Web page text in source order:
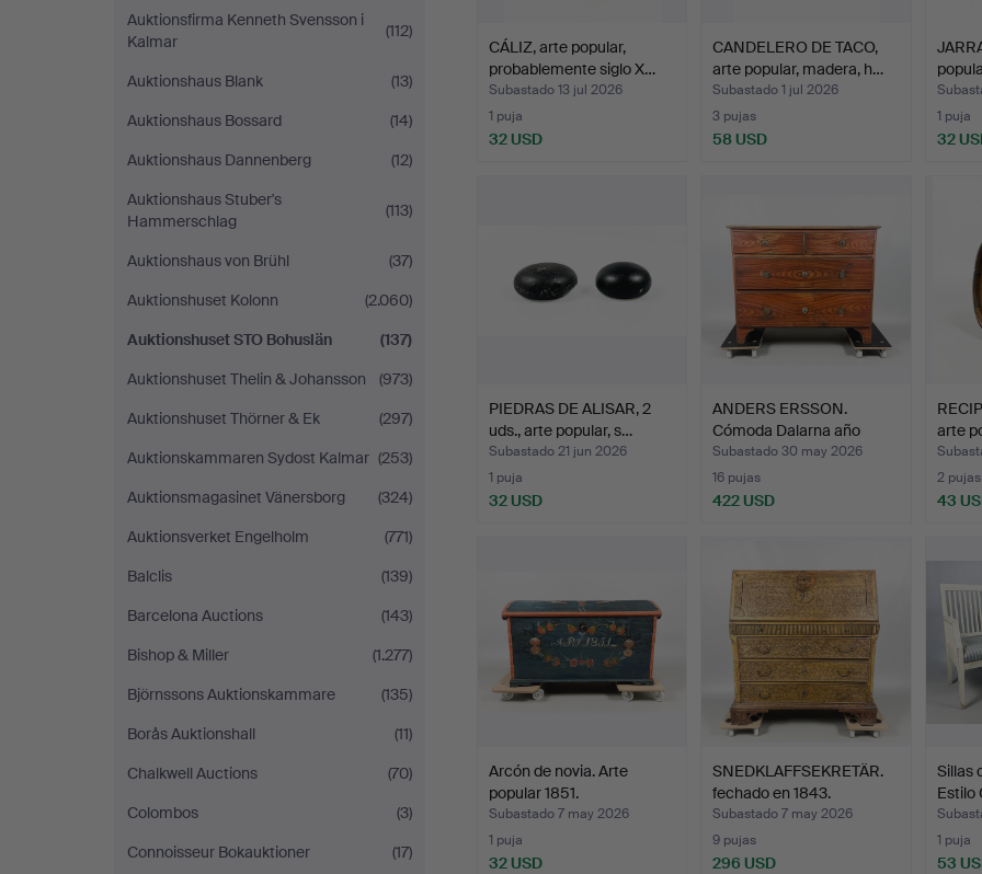
Auktionsfirma Kenneth Svensson i
Kalmar
(112)
Auktionshaus Blank
(13)
Auktionshaus Bossard
(14)
Auktionshaus Dannenberg
(12)
Auktionshaus Stuber's
Hammerschlag
(113)
Auktionshaus von Brühl
(37)
Auktionshuset Kolonn
(2.060)
Auktionshuset STO Bohuslän
(137)
Auktionshuset Thelin & Johansson
(973)
Auktionshuset Thörner & Ek
(297)
Auktionskammaren Sydost Kalmar (253)
Auktionsmagasinet Vänersborg
(324)
Auktionsverket Engelholm
(771)
Balclis
(139)
Barcelona Auctions
(143)
Bishop & Miller
(1.277)
Björnssons Auktionskammare
(135)
Borås Auktionshall
(11)
Chalkwell Auctions
(70)
Colombos
(3)
Connoisseur Bokauktioner
(17)
CÁLIZ, arte popular,
probablemente siglo X…
Subastado 13 jul 2026
1 puja
32 USD
CANDELERO DE TACO,
arte popular, madera, h…
Subastado 1 jul 2026
3 pujas
58 USD
1 puja
32
PIEDRAS DE ALISAR, 2
uds., arte popular, s…
Subastado 21 jun 2026
1 puja
32 USD
ANDERS ERSSON.
Cómoda Dalarna año
1835. Fi…
Subastado 30 may 2026
16 pujas
422 USD
arte
2 pujas
43
Arcón de novia. Arte
popular 1851.
Subastado 7 may 2026
1 puja
32 USD
SNEDKLAFFSEKRETÄR.
fechado en 1843.
Subastado 7 may 2026
9 pujas
296 USD
Sillas
Estilo
1 puja
53